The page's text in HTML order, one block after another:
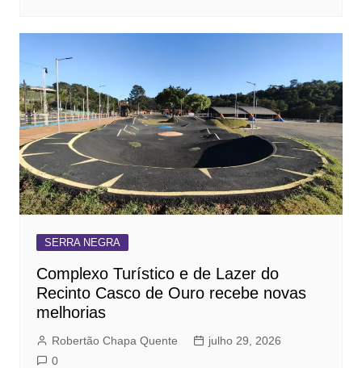
SERRA NEGRA
Complexo Turístico e de Lazer do
Recinto Casco de Ouro recebe novas
melhorias
Robertão Chapa Quente
julho 29, 2026
0